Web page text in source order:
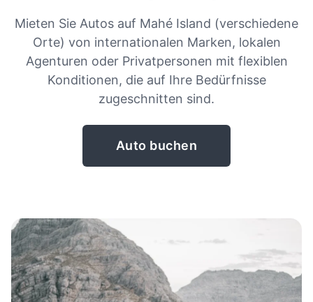
Mieten Sie Autos auf Mahé Island (verschiedene
Orte) von internationalen Marken, lokalen
Agenturen oder Privatpersonen mit flexiblen
Konditionen, die auf Ihre Bedürfnisse
zugeschnitten sind.
Auto buchen